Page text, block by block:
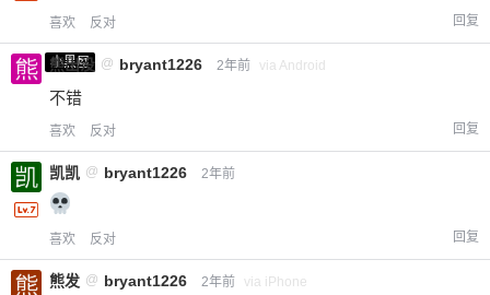
喜欢 反对 回复
小黑屋
熊出没 @ bryant1226 2年前 via Android
不错
喜欢 反对 回复
凯凯 @ bryant1226 2年前
喜欢 反对 回复
熊发 @ bryant1226 2年前 via iPhone